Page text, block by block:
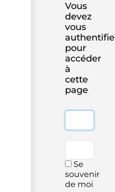
Vous
devez
vous
pour
accéder
à
cette
page
Se
souvenir
de moi